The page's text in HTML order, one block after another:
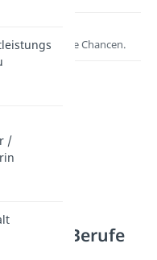
hier deine Chancen.
Berufe
/